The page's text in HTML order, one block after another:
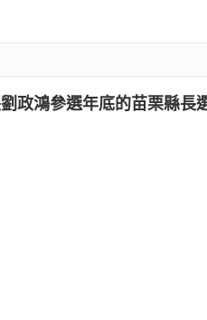
政鴻參選年底的苗栗縣長